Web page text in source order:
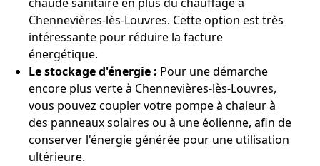
Chennevières-lès-Louvres. Cette option est très
intéressante pour réduire la facture
énergétique.
Le stockage d'énergie : Pour une démarche
encore plus verte à Chennevières-lès-Louvres,
vous pouvez coupler votre pompe à chaleur à
des panneaux solaires ou à une éolienne, afin de
conserver l'énergie générée pour une utilisation
ultérieure.